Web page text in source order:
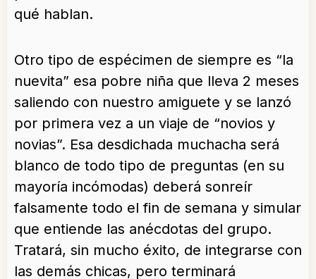
qué hablan.
Otro tipo de espécimen de siempre es “la
nuevita” esa pobre niña que lleva 2 meses
saliendo con nuestro amiguete y se lanzó
por primera vez a un viaje de “novios y
novias”. Esa desdichada muchacha será
blanco de todo tipo de preguntas (en su
mayoría incómodas) deberá sonreír
falsamente todo el fin de semana y simular
que entiende las anécdotas del grupo.
Tratará, sin mucho éxito, de integrarse con
las demás chicas, pero terminará